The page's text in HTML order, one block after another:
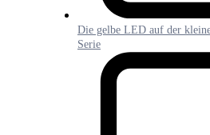
Die gelbe LED auf der
Serie